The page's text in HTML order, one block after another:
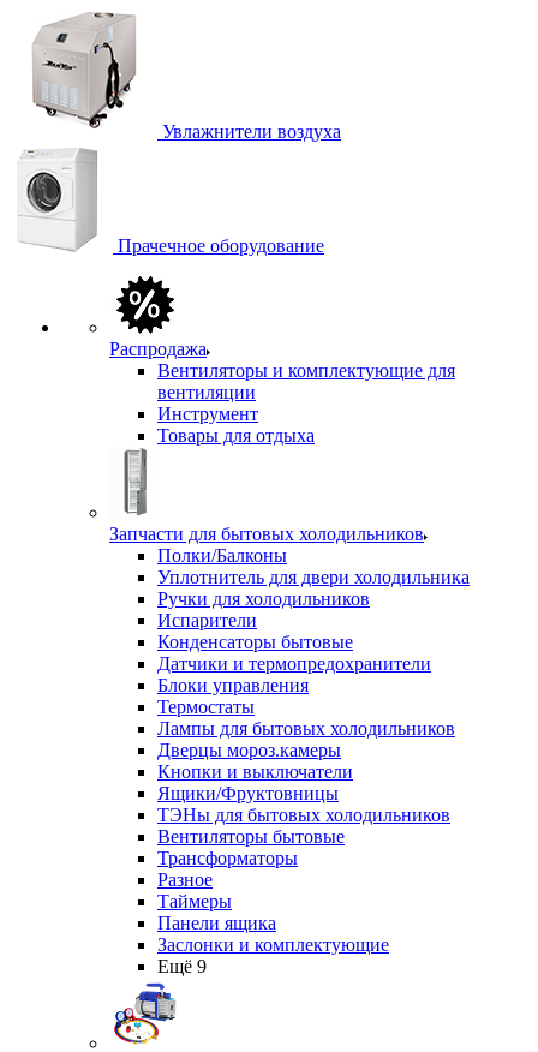
Увлажнители воздуха
Прачечное оборудование
Распродажа
Вентиляторы и комплектующие для
вентиляции
Инструмент
Товары для отдыха
Запчасти для бытовых холодильников
Полки/Балконы
Уплотнитель для двери холодильника
Ручки для холодильников
Испарители
Конденсаторы бытовые
Датчики и термопредохранители
Блоки управления
Термостаты
Лампы для бытовых холодильников
Дверцы мороз.камеры
Кнопки и выключатели
Ящики/Фруктовницы
ТЭНы для бытовых холодильников
Вентиляторы бытовые
Трансформаторы
Разное
Таймеры
Панели ящика
Заслонки и комплектующие
Ещё 9